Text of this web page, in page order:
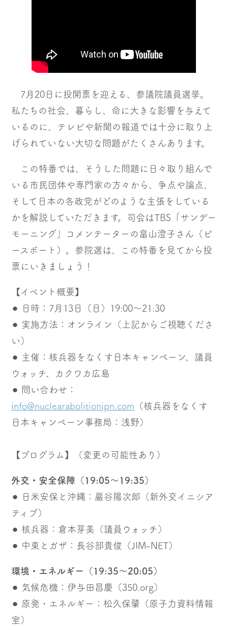
7月20日に投開票を迎える、参議院議員選挙。
私たちの社会、暮らし、命に大きな影響を与えて
いるのに、テレビや新聞の報道では十分に取り上
げられていない大切な問題がたくさんあります。
この特番では、そうした問題に日々取り組んで
いる市民団体や専門家の方々から、争点や論点、
そして日本の各政党がどのような主張をしている
かを解説していただきます。司会はTBS「サンデー
モーニング」コメンテーターの畠山澄子さん（ピ
ースボート）。参院選は、この特番を見てから投
票にいきましょう！
【イベント概要】
⚫︎ 日時：7月13日（日）19:00〜21:30
⚫︎ 実施方法：オンライン（上記からご視聴くださ
い）
⚫︎ 主催：核兵器をなくす日本キャンペーン、議員
ウォッチ、カクワカ広島
⚫︎ 問い合わせ：
info@nuclearabolitionjpn.com （核兵器をなくす
日本キャンペーン事務局：浅野）
【プログラム】（変更の可能性あり）
外交・安全保障（19:05〜19:35）
⚫︎ 日米安保と沖縄：巖谷陽次郎（新外交イニシア
ティブ）
⚫︎ 核兵器：倉本芽美（議員ウォッチ）
⚫︎ 中東とガザ：長谷部貴俊（JIM-NET）
環境・エネルギー（19:35〜20:05）
⚫︎ 気候危機：伊与田昌慶（350.org）
⚫︎ 原発・エネルギー：松久保肇（原子力資料情報
室）